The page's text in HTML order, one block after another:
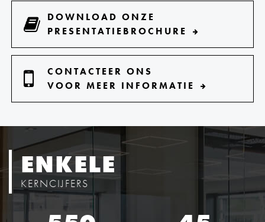
DOWNLOAD ONZE
PRESENTATIEBROCHURE
CONTACTEER ONS
VOOR MEER INFORMATIE
ENKELE
KERNCIJFERS